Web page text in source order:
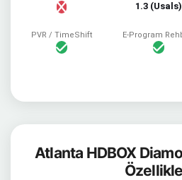
1.3 (Usals)
PVR / TimeShift E-Program
Atlanta HDBOX